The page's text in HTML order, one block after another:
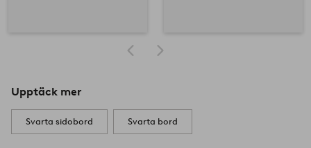
Upptäck mer
Svarta sidobord Svarta bord